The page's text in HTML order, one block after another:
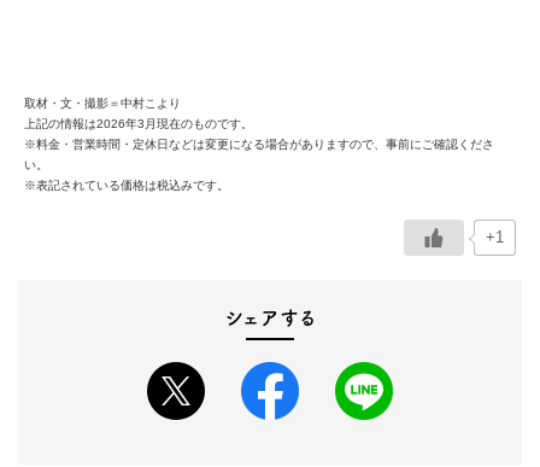
取材・文・撮影＝中村こより
上記の情報は2026年3月現在のものです。
※料金・営業時間・定休日などは変更になる場合がありますので、事前にご確認くださ
い。
※表記されている価格は税込みです。
+1
シェアする